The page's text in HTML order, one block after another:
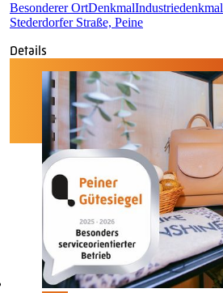
Besonderer OrtDenkmalIndustriedenkmal
Stederdorfer Straße, Peine
Details